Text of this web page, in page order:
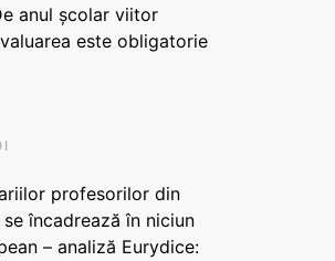
anul școlar viitor
este obligatorie
profesorilor din
se încadrează în niciun
– analiză Eurydice: